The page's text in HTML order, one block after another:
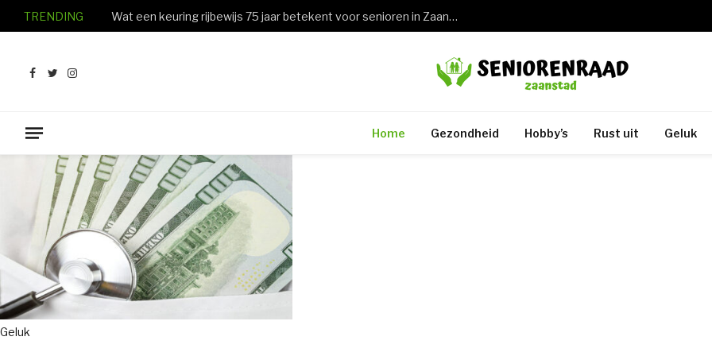
TRENDING Wat een keuring rijbewijs 75 jaar betekent voor senioren in Zaandam en de rest van Zaanstad
Facebook
TwitterInstagram
Home Gezondheid Hobby’s Rust uit Geluk
Geluk